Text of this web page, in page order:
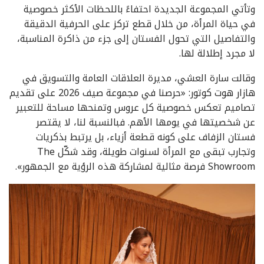
وتأتي المجموعة الجديدة احتفاءً باللحظات الأكثر خصوصية
في حياة المرأة، من خلال قطع تركز على الحرفية الدقيقة
والتفاصيل التي تحول الفستان إلى جزء من ذاكرة المناسبة،
لا مجرد إطلالة لها.
وقالت سارة العشي، مديرة العلاقات العامة والتسويق في
هازار هوت كوتور: «حرصنا في مجموعة صيف 2026 على تقديم
تصاميم تعكس خصوصية كل عروس وتمنحها مساحة للتعبير
عن شخصيتها في يومها الأهم. فبالنسبة لنا، لا يقتصر
فستان الزفاف على كونه قطعة أزياء، بل يرتبط بذكريات
وتجارب تبقى مع المرأة لسنوات طويلة، وقد شكّل The
Showroom فرصة مثالية لمشاركة هذه الرؤية مع الجمهور».